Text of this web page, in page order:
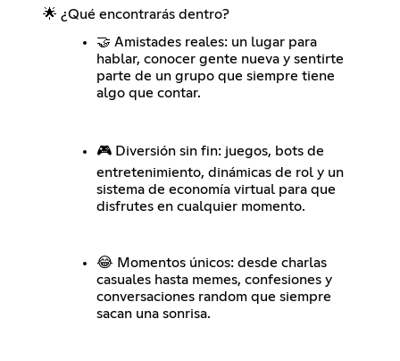
🌟 ¿Qué encontrarás dentro?
🤝 Amistades reales: un lugar para
hablar, conocer gente nueva y sentirte
parte de un grupo que siempre tiene
algo que contar.
🎮 Diversión sin fin: juegos, bots de
entretenimiento, dinámicas de rol y un
sistema de economía virtual para que
disfrutes en cualquier momento.
😂 Momentos únicos: desde charlas
casuales hasta memes, confesiones y
conversaciones random que siempre
sacan una sonrisa.